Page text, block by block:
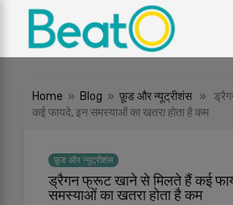
Home » Blog » फ़ूड और न्यूट्रीशंस» ड्रैगन
कई फायदे, इन समस्याओं का खतरा होता है कम
फ़ूड और न्यूट्रीशंस
ड्रैगन फ्रूट खाने से मिलते हैं कई
समस्याओं का खतरा होता है कम